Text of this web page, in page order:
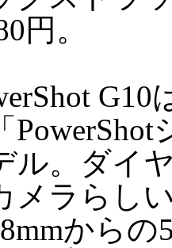
円。
G10
ル。ダイ
メラらし
からの